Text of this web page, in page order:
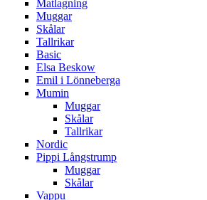
Matlagning
Muggar
Skålar
Tallrikar
Basic
Elsa Beskow
Emil i Lönneberga
Mumin
Muggar
Skålar
Tallrikar
Nordic
Pippi Långstrump
Muggar
Skålar
Vappu